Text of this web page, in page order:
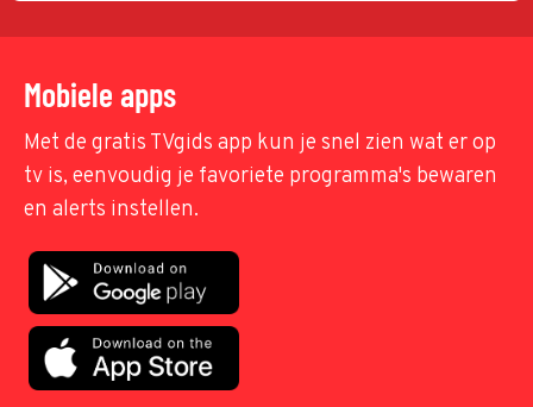
Mobiele apps
Met de gratis TVgids app kun je snel zien wat er op
tv is, eenvoudig je favoriete programma's bewaren
en alerts instellen.